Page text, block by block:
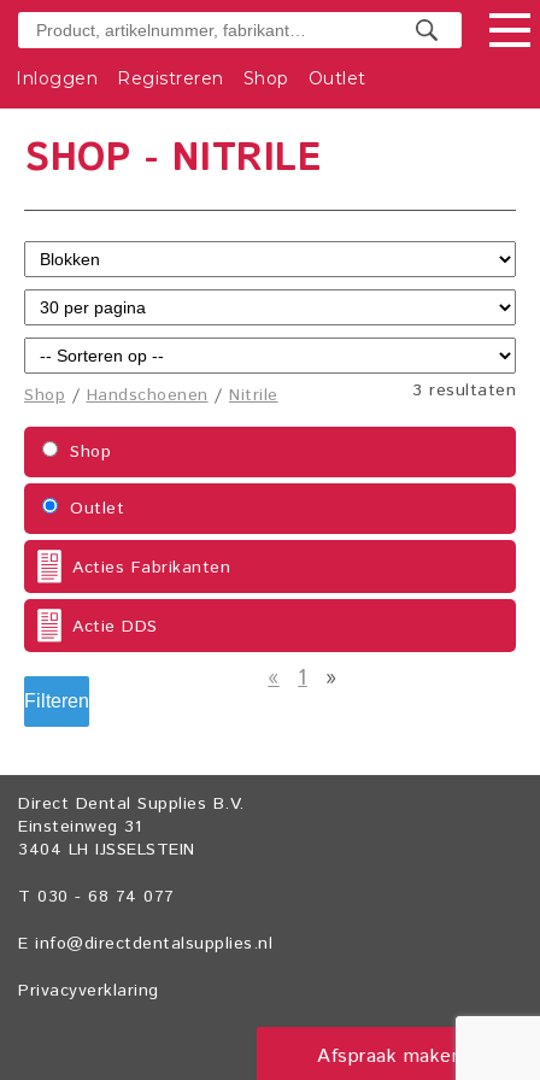
Inloggen Registreren Shop Outlet
SHOP - NITRILE
3 resultaten
Shop /Handschoenen/ Nitrile
Shop
Outlet
Acties Fabrikanten
Actie DDS
Filteren
« 1 »
Direct Dental Supplies B.V.
Einsteinweg 31
3404 LH IJSSELSTEIN
T 030 - 68 74 077
E info@directdentalsupplies.nl
Privacyverklaring
Afspraak maken